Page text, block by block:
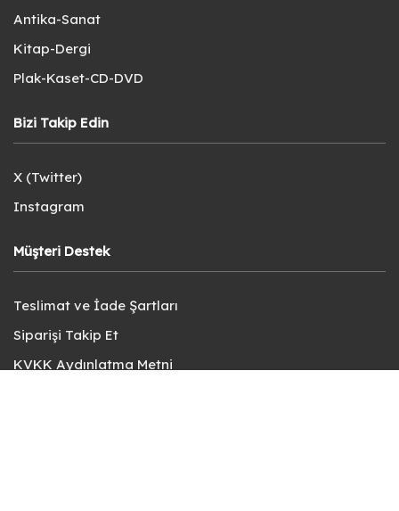
Antika-Sanat
Kitap-Dergi
Plak-Kaset-CD-DVD
Bizi Takip Edin
X (Twitter)
Instagram
Müşteri Destek
Teslimat ve İade Şartları
Siparişi Takip Et
KVKK Aydınlatma Metni